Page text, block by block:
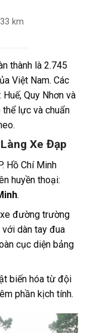
km
thành là 2.745
Việt Nam. Các
Quy Nhơn và
lực và chuẩn
Xe Đạp
Hồ Chí Minh
huyền thoại:
.
đường trường
dàn tay đua
cục diện bảng
biến hóa từ đội
phần kịch tính.